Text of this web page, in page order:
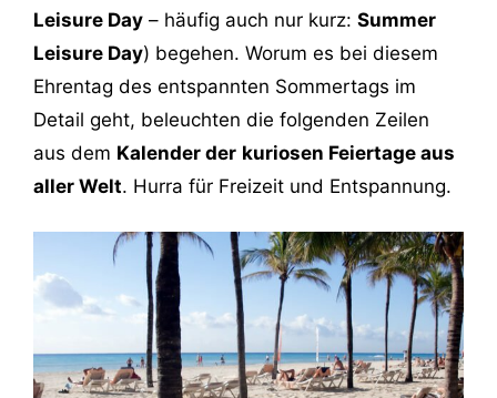
Leisure Day – häufig auch nur kurz: Summer
Leisure Day) begehen. Worum es bei diesem
Ehrentag des entspannten Sommertags im
Detail geht, beleuchten die folgenden Zeilen
aus dem Kalender der kuriosen Feiertage aus
aller Welt. Hurra für Freizeit und Entspannung.